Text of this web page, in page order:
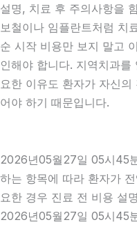
설명, 치료 후 주의사항을
보철이나 임플란트처럼 치
순 시작 비용만 보지 말고
인해야 합니다. 지역치과
요한 이유도 환자가 자신
어야 하기 때문입니다.
2026년05월27일 05시45
하는 항목에 따라 환자가
요한 경우 진료 전 비용 설
2026년05월27일 05시45